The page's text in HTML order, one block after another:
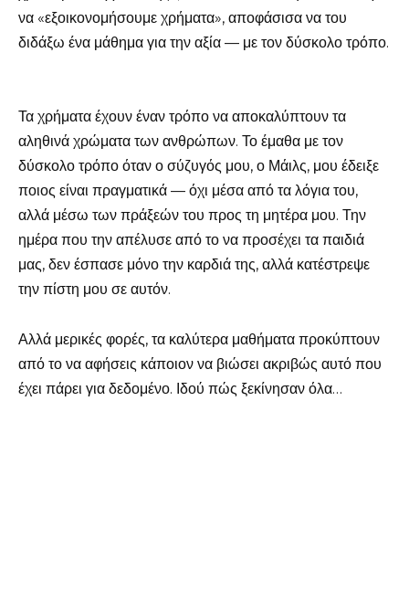
να «εξοικονομήσουμε χρήματα», αποφάσισα να του
διδάξω ένα μάθημα για την αξία — με τον δύσκολο τρόπο.
Τα χρήματα έχουν έναν τρόπο να αποκαλύπτουν τα
αληθινά χρώματα των ανθρώπων. Το έμαθα με τον
δύσκολο τρόπο όταν ο σύζυγός μου, ο Μάιλς, μου έδειξε
ποιος είναι πραγματικά — όχι μέσα από τα λόγια του,
αλλά μέσω των πράξεών του προς τη μητέρα μου. Την
ημέρα που την απέλυσε από το να προσέχει τα παιδιά
μας, δεν έσπασε μόνο την καρδιά της, αλλά κατέστρεψε
την πίστη μου σε αυτόν.
Αλλά μερικές φορές, τα καλύτερα μαθήματα προκύπτουν
από το να αφήσεις κάποιον να βιώσει ακριβώς αυτό που
έχει πάρει για δεδομένο. Ιδού πώς ξεκίνησαν όλα…